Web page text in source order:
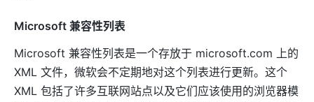
Microsoft 兼容性列表
Microsoft 兼容性列表是一个存放于 microsoft.com 上的
XML 文件，微软会不定期地对这个列表进行更新。这个
XML 包括了许多互联网站点以及它们应该使用的浏览器模